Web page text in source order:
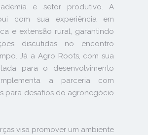
e setor produtivo. A
com sua experiência em
e extensão rural, garantindo
discutidas no encontro
Já a Agro Roots, com sua
para o desenvolvimento
a parceria com
para desafios do agronegócio
visa promover um ambiente